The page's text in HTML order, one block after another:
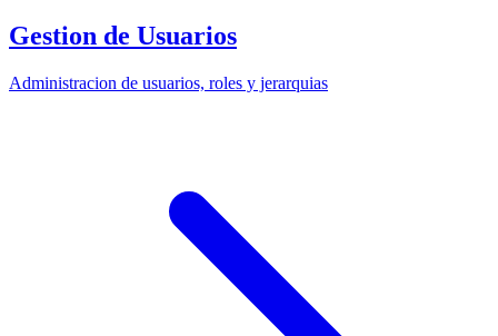
Gestion de Usuarios
Administracion de usuarios, roles y jerarquias